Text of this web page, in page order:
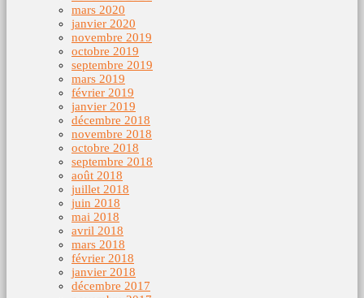
mars 2020
janvier 2020
novembre 2019
octobre 2019
septembre 2019
mars 2019
février 2019
janvier 2019
décembre 2018
novembre 2018
octobre 2018
septembre 2018
août 2018
juillet 2018
juin 2018
mai 2018
avril 2018
mars 2018
février 2018
janvier 2018
décembre 2017